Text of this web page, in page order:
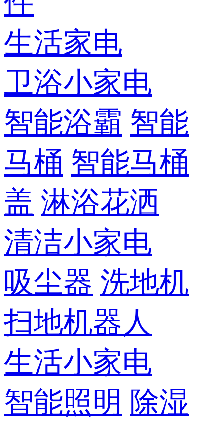
生活家电
卫浴小家电
智能浴霸 智能
马桶 智能马桶
盖 淋浴花洒
清洁小家电
吸尘器 洗地机
扫地机器人
生活小家电
智能照明 除湿